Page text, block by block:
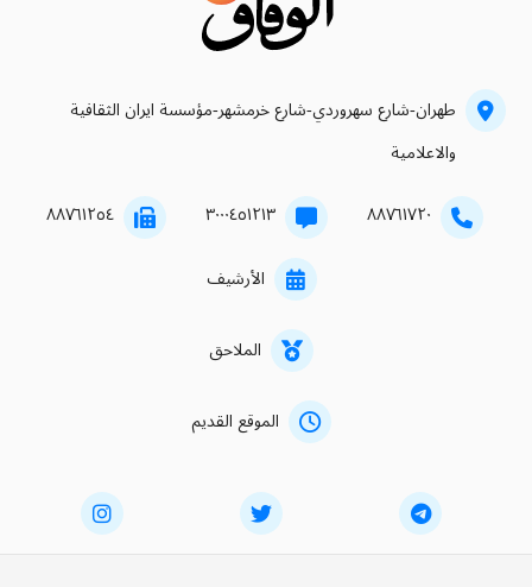
طهران-شارع سهروردي-شارع خرمشهر-مؤسسة ايران الثقافية
والاعلامية
۸۸۷٦۱۷۲۰ ۳۰۰۰٤٥۱۲۱۳ ۸۸۷٦۱۲٥٤
الأرشيف
الملاحق
الموقع القديم